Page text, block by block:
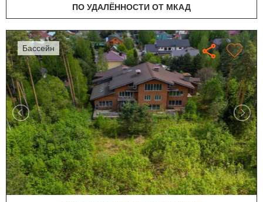
ПО УДАЛЁННОСТИ ОТ МКАД
бассейн